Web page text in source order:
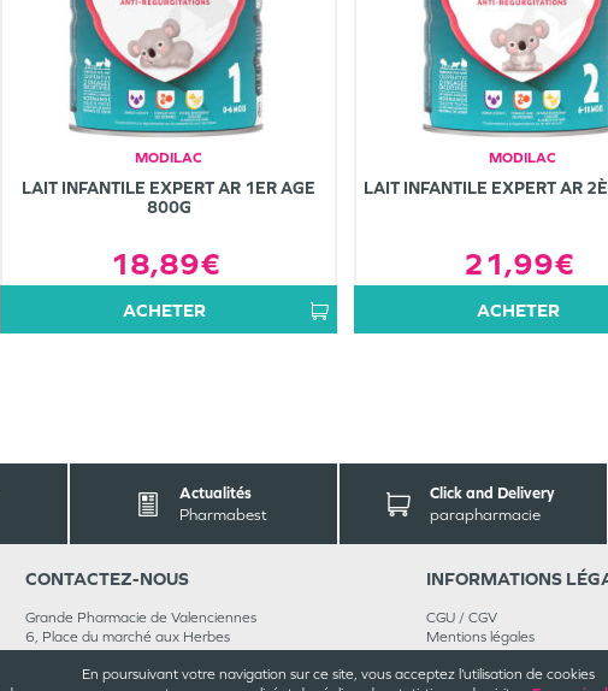
En poursuivant votre navigation sur ce site, vous acceptez l’utilisation de cookies
MODILAC
LAIT INFANTILE EXPERT AR 1ER AGE
800G
18,89€
ACHETER
MODILAC
LAIT INFANTILE EXPERT AR
21,99€
ACHETER
Actualités
Pharmabest
Click and Delivery
parapharmacie
CONTACTEZ-NOUS
Grande Pharmacie de Valenciennes
6, Place du marché aux Herbes
59300 Valenciennes
03 27 46 32 39
INFORMATIONS
CGU / CGV
Mentions légales
Plan du site
Cookies et confidentialité